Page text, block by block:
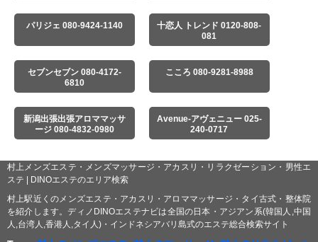
パリジェ 080-9424-1140
十恋人 トレンド 0120-808-
081
セブンセブン 080-4172-
6810
こころ 080-9281-8988
新潟出張出張アロママッサ
ージ 080-4832-0980
Avenue-アヴェニュー 025-
240-0717
村上メンズエステ・メンズマッサージ・アカスリ・リラクゼーション・男性エ
ステ | DINOエステのエリア検索
村上駅近くのメンズエステ・アカスリ・アロママッサージ・タイ古式・整体院
を紹介します。ディノDINOエステナビは全国の日本・アジアン系(韓国人,中国
人,台湾人,香港人,タイ人)・インドネシアバリ島式のエステ総合検索サイト